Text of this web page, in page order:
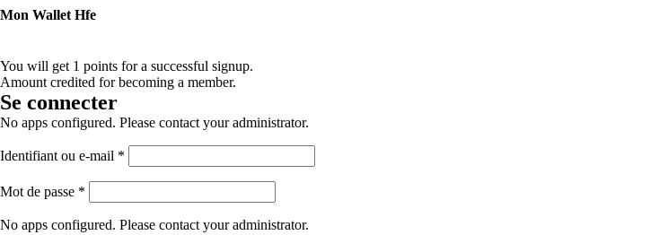
Mon Wallet Hfe
You will get 1 points for a successful signup.
Amount credited for becoming a member.
Se connecter
No apps configured. Please contact your administrator.
Identifiant ou e-mail *
Mot de passe *
No apps configured. Please contact your administrator.